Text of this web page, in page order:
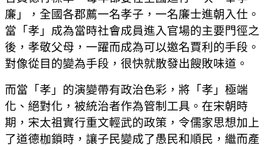
廉」，全國各郡薦一名孝子，一名廉士進朝入仕。
當「孝」成為當時社會成員進入官場的主要門徑之
後，孝敬父母，一躍而成為可以邀名賈利的手段。
對像從目的變為手段，很快就散發出餿敗味道。
而當「孝」的演變帶有政治色彩，將「孝」極端
化、絕對化，被統治者作為管制工具。在宋朝時
期，宋太祖實行重文輕武的政策，令儒家思想加上
了道德枷鎖時，讓子民變成了愚民和順民，繼而產